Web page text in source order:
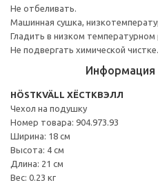
Не отбеливать.
Машинная сушка,
Гладить в низком температурном
Не подвергать химической чистке.
Информация
HÖSTKVÄLL ХЁСТКВЭЛЛ
Чехол на подушку
Номер товара: 904.973.93
Ширина: 18 см
Высота: 4 см
Длина: 21 см
Вес: 0.23 кг